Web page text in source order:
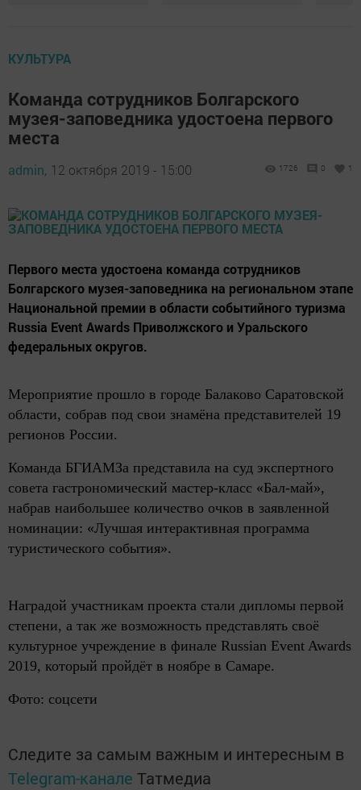
КУЛЬТУРА
Команда сотрудников Болгарского
музея-заповедника удостоена первого
места
admin, 12 октября 2019 - 15:00 1726 0 1
Первого места удостоена команда сотрудников
Болгарского музея-заповедника на региональном этапе
Национальной премии в области событийного туризма
Russia Event Awards Приволжского и Уральского
федеральных округов.
Мероприятие прошло в городе Балаково Саратовской
области, собрав под свои знамёна представителей 19
регионов России.
Команда БГИАМЗа представила на суд экспертного
совета гастрономический мастер-класс «Бал-май»,
набрав наибольшее количество очков в заявленной
номинации: «Лучшая интерактивная программа
туристического события».
Наградой участникам проекта стали дипломы первой
степени, а так же возможность представлять своё
культурное учреждение в финале Russian Event Awards
2019, который пройдёт в ноябре в Самаре.
Фото: соцсети
Следите за самым важным и интересным в
Telegram-канале Татмедиа